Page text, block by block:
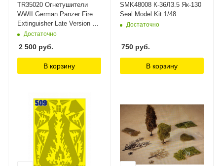
TR35020 Огнетушители
WWII German Panzer Fire
Extinguisher Late Version T-
Rex Studio
Достаточно
2 500 руб.
В корзину
SMK48008 К-36Л3.5 Як-130
Seal Model Kit 1/48
Достаточно
750 руб.
В корзину